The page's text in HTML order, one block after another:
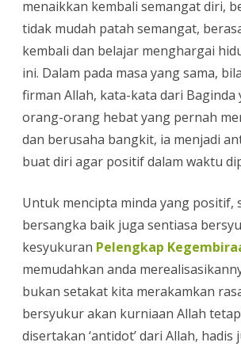
menaikkan kembali semangat diri,
tidak mudah patah semangat,
kembali dan belajar menghargai
ini. Dalam pada masa yang sama,
firman Allah, kata-kata dari Baginda
orang-orang hebat yang pernah
dan berusaha bangkit, ia menjadi
buat diri agar positif dalam waktu
Untuk mencipta minda yang positif,
bersangka baik juga sentiasa
kesyukuran Pelengkap
memudahkan anda
bukan setakat kita merakamkan
bersyukur akan kurniaan Allah
disertakan ‘antidot’ dari Allah,